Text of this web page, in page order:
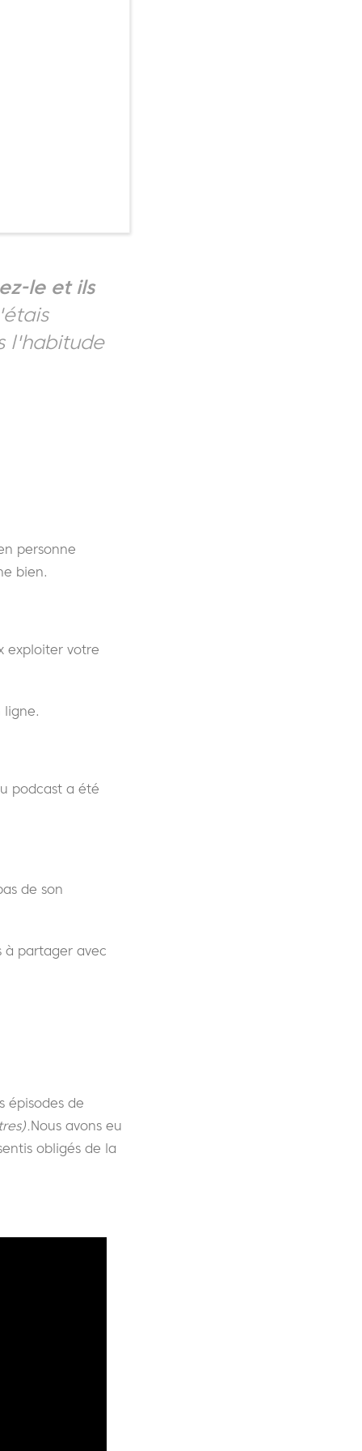
le et ils
l'habitude
personne
bien.
exploiter votre
ligne.
podcast a été
de son
à partager avec
épisodes de
Nous avons eu
obligés de la